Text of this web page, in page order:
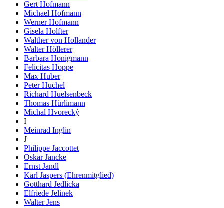
Gert Hofmann
Michael Hofmann
Werner Hofmann
Gisela Holfter
Walther von Hollander
Walter Höllerer
Barbara Honigmann
Felicitas Hoppe
Max Huber
Peter Huchel
Richard Huelsenbeck
Thomas Hürlimann
Michal Hvorecký
I
Meinrad Inglin
J
Philippe Jaccottet
Oskar Jancke
Ernst Jandl
Karl Jaspers (Ehrenmitglied)
Gotthard Jedlicka
Elfriede Jelinek
Walter Jens